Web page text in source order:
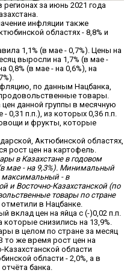
за июнь 2021 года
инфляции также
областях - 8,8% и
1,1% (в мае - 0,7%). Цены на
выросли на 1,7% (в мае -
0,8% (в мае - на 0,6%), на
по данным Нацбанка,
товары.
данной группы в месячную
0,31 п.п.), из которых 0,36 п.п.
овощи и фрукты, которые
Актюбинской областях,
рост цен на картофель.
в Казахстане в годовом
мае - на 9,3%). Минимальный
максимальный - в
и Восточно-Казахстанской (по
товары по стране
отметили в Нацбанке.
вклад цен на яйца с (-)0,02 п.п.
снизились на 13,9%.
в целом по стране за месяц
то же время рост цен на
области
области - 2,0%, а в
банка.